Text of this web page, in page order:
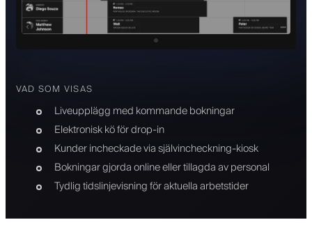
VAD SOM VISAS
Liveupplägg med kommande bokningar
Elektronisk kö för drop-in
Kunder incheckade via självincheckning-kiosk
Bokningar gjorda online eller tillagda av personal
Tydlig tidslinjevisning för aktuella arbetstider